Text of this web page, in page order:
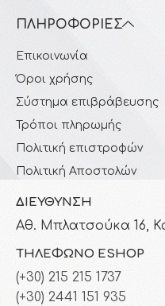
ΠΛΗΡΟΦΟΡΊΕΣ
Επικοινωνία
Όροι χρήσης
Σύστημα επιβράβευσης
Τρόποι πληρωμής
Πολιτική επιστροφών
Πολιτική Αποστολών
ΔΙΕΎΘΥΝΣΗ
Αθ. Μπλατσούκα 16,
ΤΗΛΈΦΩΝΟ ESHOP
(+30) 215 215 1737
(+30) 2441 151 935